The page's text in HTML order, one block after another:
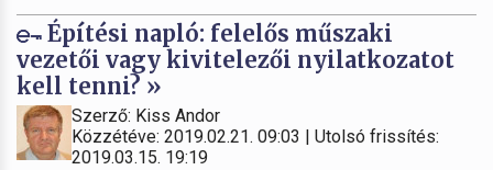
Építési napló: felelős műszaki
vezetői vagy kivitelezői nyilatkozatot
kell tenni? »
Szerző: Kiss Andor
Közzétéve: 2019.02.21. 09:03 | Utolsó frissítés:
2019.03.15. 19:19